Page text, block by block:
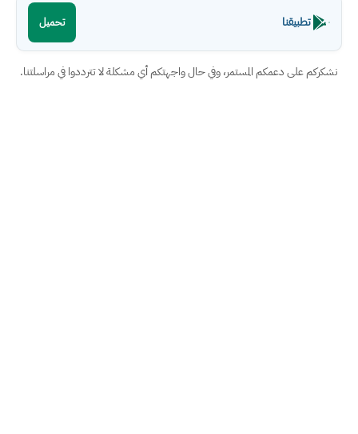
تطبيقنا تحميل
نشكركم على دعمكم المستمر، وفي حال واجهتكم أي مشكلة لا تترددوا في مراسلتنا.